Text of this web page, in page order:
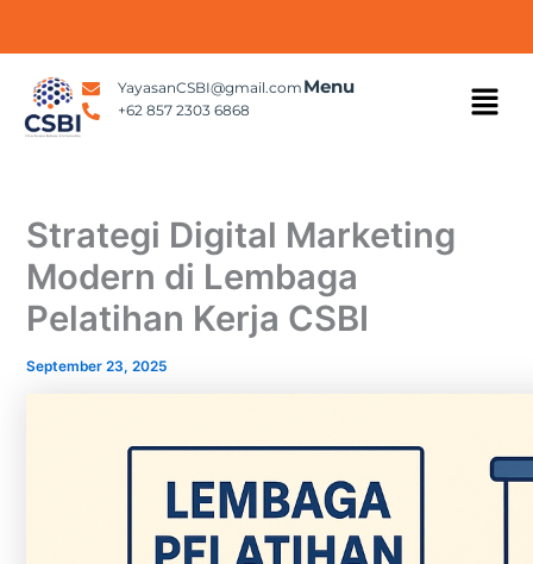
YayasanCSBI@gmail.com
+62 857 2303 6868
Menu Menu
Strategi Digital Marketing
Modern di Lembaga
Pelatihan Kerja CSBI
September 23, 2025